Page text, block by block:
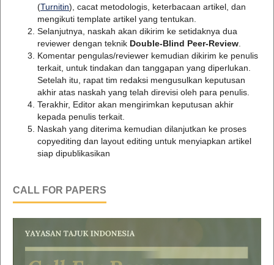
(Turnitin), cacat metodologis, keterbacaan artikel, dan
mengikuti template artikel yang tentukan.
Selanjutnya, naskah akan dikirim ke setidaknya dua
reviewer dengan teknik Double-Blind Peer-Review.
Komentar pengulas/reviewer kemudian dikirim ke penulis
terkait, untuk tindakan dan tanggapan yang diperlukan.
Setelah itu, rapat tim redaksi mengusulkan keputusan
akhir atas naskah yang telah direvisi oleh para penulis.
Terakhir, Editor akan mengirimkan keputusan akhir
kepada penulis terkait.
Naskah yang diterima kemudian dilanjutkan ke proses
copyediting dan layout editing untuk menyiapkan artikel
siap dipublikasikan
CALL FOR PAPERS